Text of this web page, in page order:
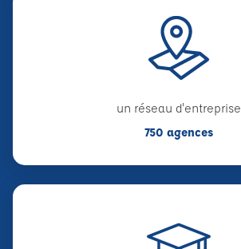
un réseau d'entreprise
750 agences